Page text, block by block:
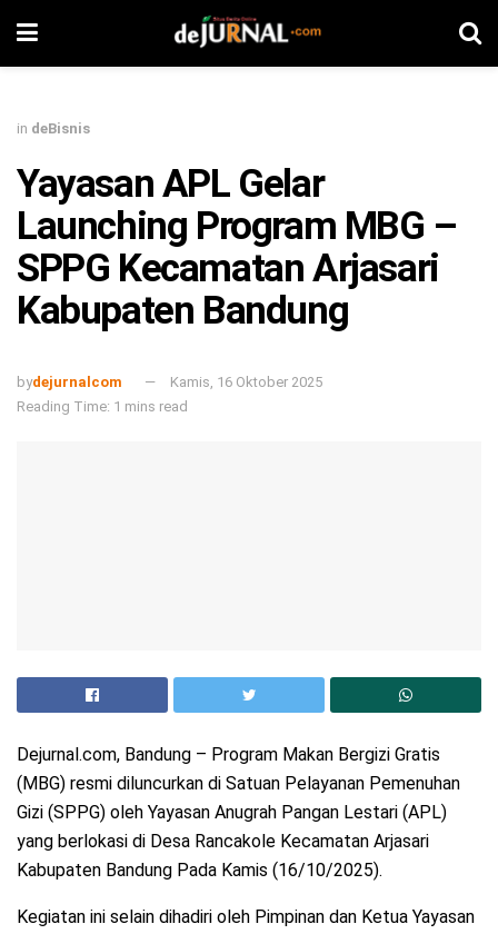
in deBisnis
Yayasan APL Gelar
Launching Program MBG –
SPPG Kecamatan Arjasari
Kabupaten Bandung
bydejurnalcom
Kamis, 16 Oktober 2025
Reading Time: 1 mins read
Dejurnal.com, Bandung – Program Makan Bergizi Gratis
(MBG) resmi diluncurkan di Satuan Pelayanan Pemenuhan
Gizi (SPPG) oleh Yayasan Anugrah Pangan Lestari (APL)
yang berlokasi di Desa Rancakole Kecamatan Arjasari
Kabupaten Bandung Pada Kamis (16/10/2025).
Kegiatan ini selain dihadiri oleh Pimpinan dan Ketua Yayasan